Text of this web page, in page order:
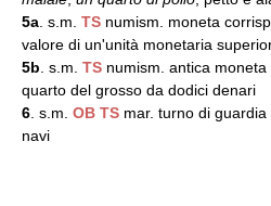
5a . s.m. TS numism. moneta
valore di un'unità monetaria
5b . s.m. TS numism. antica
quarto del grosso da dodici denari
6 . s.m. OB TS mar. turno di
navi